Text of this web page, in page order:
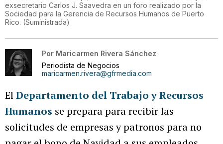
exsecretario Carlos J. Saavedra en un foro realizado por la
Sociedad para la Gerencia de Recursos Humanos de Puerto
Rico. (Suministrada)
Por Maricarmen Rivera Sánchez
Periodista de Negocios
maricarmen.rivera@gfrmedia.com
ElDepartamento del Trabajo y Recursos
Humanos se prepara para recibir las
solicitudes de empresas y patronos para no